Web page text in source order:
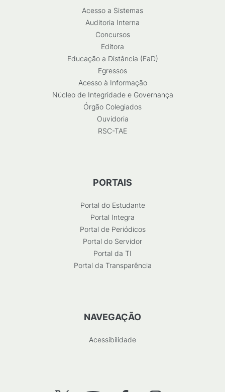
Acesso a Sistemas
Auditoria Interna
Concursos
Editora
Educação a Distância (EaD)
Egressos
Acesso à Informação
Núcleo de Integridade e Governança
Órgão Colegiados
Ouvidoria
RSC-TAE
PORTAIS
Portal do Estudante
Portal Integra
Portal de Periódicos
Portal do Servidor
Portal da TI
Portal da Transparência
NAVEGAÇÃO
Acessibilidade